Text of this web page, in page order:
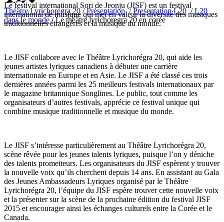
Théâtre Lyrichorégra 20 /Présentation /Presentation L20 /L20
dans le monde/Le théâtre lyrichoregra 20 en corée
Le festival international Sori de Jeonju (JISF) est un festival
international de musique qui met en valeur la diversité des musiques
traditionnelles étrangères et la musique du monde.
Le JISF collabore avec le Théâtre Lyrichorégra 20, qui aide les
jeunes artistes lyriques canadiens à débuter une carrière
internationale en Europe et en Asie. Le JISF a été classé ces trois
dernières années parmi les 25 meilleurs festivals internationaux par
le magazine britannique Songlines. Le public, tout comme les
organisateurs d’autres festivals, apprécie ce festival unique qui
combine musique traditionnelle et musique du monde.
Le JISF s’intéresse particulièrement au Théâtre Lyrichorégra 20,
scène rêvée pour les jeunes talents lyriques, puisque l’on y déniche
des talents prometteurs. Les organisateurs du JISF espèrent y trouver
la nouvelle voix qu’ils cherchent depuis 14 ans. En assistant au Gala
des Jeunes Ambassadeurs Lyriques organisé par le Théâtre
Lyrichorégra 20, l’équipe du JISF espère trouver cette nouvelle voix
et la présenter sur la scène de la prochaine édition du festival JISF
2015 et encourager ainsi les échanges culturels entre la Corée et le
Canada.